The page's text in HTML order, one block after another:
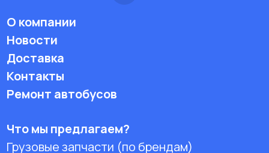
О компании
Новости
Доставка
Контакты
Ремонт автобусов
Что мы предлагаем?
Грузовые запчасти (по брендам)